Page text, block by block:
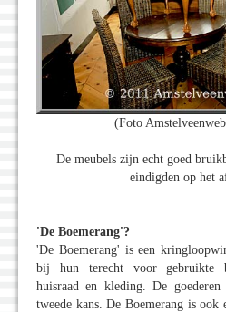
(Foto
De meubels zijn echt goed
eindigden op het
'De Boemerang'?
'De Boemerang' is een
bij hun terecht voor gebruikte
huisraad en kleding. De
tweede kans. De Boemerang is ook